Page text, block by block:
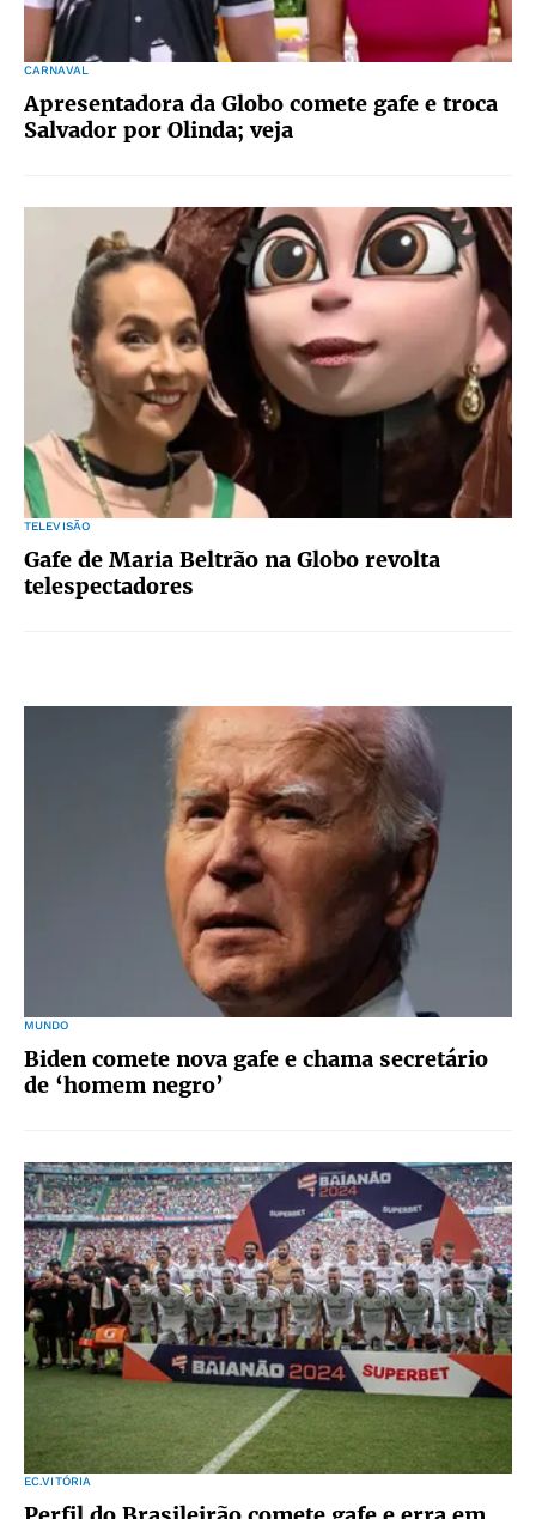
CARNAVAL
Apresentadora da Globo comete gafe e troca
Salvador por Olinda; veja
TELEVISÃO
Gafe de Maria Beltrão na Globo revolta
telespectadores
MUNDO
Biden comete nova gafe e chama secretário
de ‘homem negro’
EC.VITÓRIA